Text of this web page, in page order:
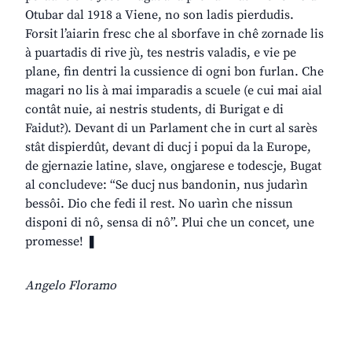
Otubar dal 1918 a Viene, no son ladis pierdudis.
Forsit l’aiarin fresc che al sborfave in chê zornade lis
à puartadis di rive jù, tes nestris valadis, e vie pe
plane, fin dentri la cussience di ogni bon furlan. Che
magari no lis à mai imparadis a scuele (e cui mai aial
contât nuie, ai nestris students, di Burigat e di
Faidut?). Devant di un Parlament che in curt al sarès
stât dispierdût, devant di ducj i popui da la Europe,
de gjernazie latine, slave, ongjarese e todescje, Bugat
al concludeve: “Se ducj nus bandonin, nus judarìn
bessôi. Dio che fedi il rest. No uarìn che nissun
disponi di nô, sensa di nô”. Plui che un concet, une
promesse! ❚
Angelo Floramo